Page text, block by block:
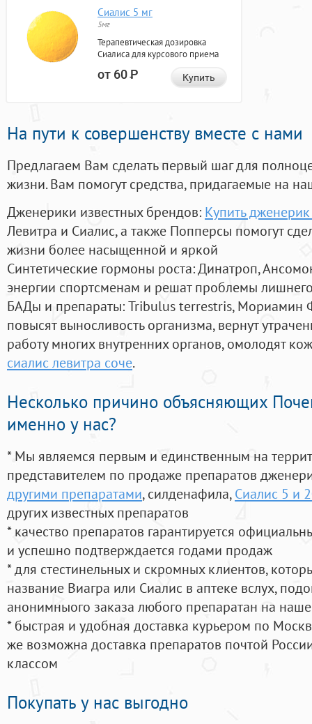
Сиалис 5 мг
5мг
Терапевтическая дозировка
Сиалиса для курсового приема
от 60Р Купить
На пути к совершенству вместе с нами
Предлагаем Вам сделать первый шаг для
жизни. Вам помогут средства, придагаемые на
Дженерики известных брендов: Купить
Левитра и Сиалис, а также Попперсы помогут
жизни более насыщенной и яркой
Синтетические гормоны роста: Динатроп,
энергии спортсменам и решат проблемы
БАДы и препараты:Tribulus terrestris, Мориамин
повысят выносливость организма, вернут
работу многих внутренних органов, омолодят
сиалис левитра соче.
Несколько причино объясняющих
именно у нас?
* Мы являемся первым и единственным на
представителем по продаже препаратов
другими препаратами, силденафила, Сиалис 5 и
других известных препаратов
* качество препаратов гарантируется
и успешно подтверждается годами продаж
* для стестинельных и скромных клиентов,
название Виагра или Сиалис в аптеке вслух,
анонимныого заказа любого препаратан на
* быстрая и удобная доставка курьером по
же возможна доставка препаратов почтой
классом
Покупать у нас выгодно